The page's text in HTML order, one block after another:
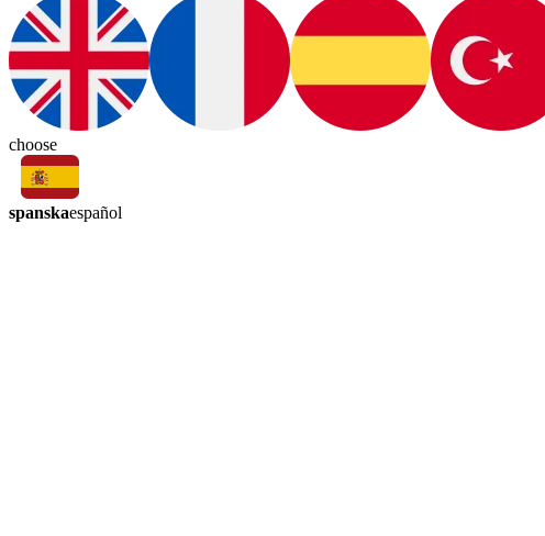
choose
spanskaespañol